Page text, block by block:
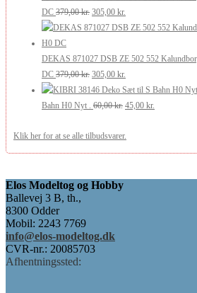
369,00 kr..295,00 kr..
DC 379,00kr. Den
oprindelige
var:
379,00 kr..
305,00 kr.
aktuelle
er:
DEKAS 871027 DSB ZE 502 552
DC 379,00kr. Den
oprindelige
pris
379,00 kr..
305,00 kr.
aktuelle
pris
Bahn H0 Nyt .
60,00kr. Den
pris
var:
45,00 kr.
er:
Klik her for at se alle tilbudsvarer.
Elos Modeltog og Hobby
Ballevej 3 B, th.,
8300 Odder
Mobil: 2243 7769
info@elos-modeltog.dk
CVR-nr.: 20085703
Afhentningssted: